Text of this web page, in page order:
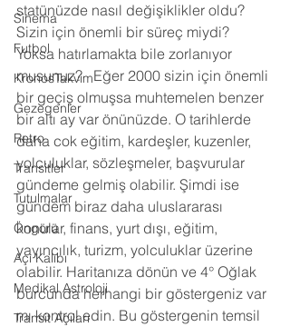
Sinema
Futbol
KronosTakvim
Gezegenler
Retro
Transitler
Tutulmalar
Öngörü
Açı Kalıbı
Medikal Astroloji
Transit Açıları
statünüzde nasıl değişiklikler oldu?
Sizin için önemli bir süreç miydi?
Yoksa hatırlamakta bile zorlanıyor
musunuz?   Eğer 2000 sizin için önemli
bir geçiş olmuşsa muhtemelen benzer
bir altı ay var önünüzde. O tarihlerde
daha cok eğitim, kardeşler, kuzenler,
yolculuklar, sözleşmeler, başvurular
gündeme gelmiş olabilir. Şimdi ise
gündem biraz daha uluslararası
konular, finans, yurt dışı, eğitim,
yayıncılık, turizm, yolculuklar üzerine
olabilir. Haritanıza dönün ve 4° Oğlak
burcunda herhangi bir göstergeniz var
mı kontrol edin. Bu göstergenin temsil